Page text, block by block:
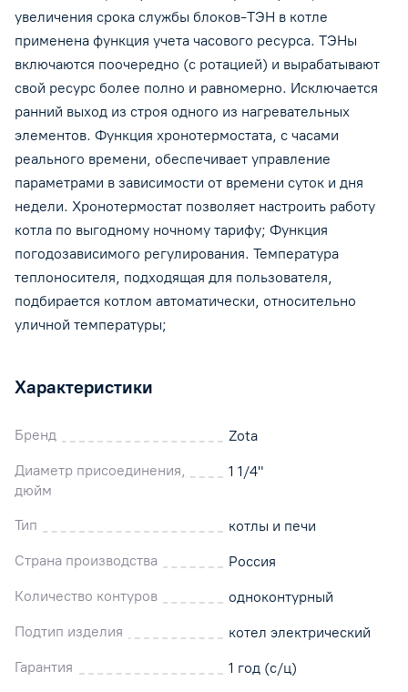
увеличения срока службы блоков-ТЭН в котле
применена функция учета часового ресурса. ТЭНы
включаются поочередно (с ротацией) и вырабатывают
свой ресурс более полно и равномерно. Исключается
ранний выход из строя одного из нагревательных
элементов. Функция хронотермостата, с часами
реального времени, обеспечивает управление
параметрами в зависимости от времени суток и дня
недели. Хронотермостат позволяет настроить работу
котла по выгодному ночному тарифу; Функция
погодозависимого регулирования. Температура
теплоносителя, подходящая для пользователя,
подбирается котлом автоматически, относительно
уличной температуры;
Характеристики
Бренд
Zota
Диаметр присоединения,
дюйм
1 1/4"
Тип
котлы и печи
Страна производства
Россия
Количество контуров
одноконтурный
Подтип изделия
котел электрический
Гарантия
1 год (с/ц)